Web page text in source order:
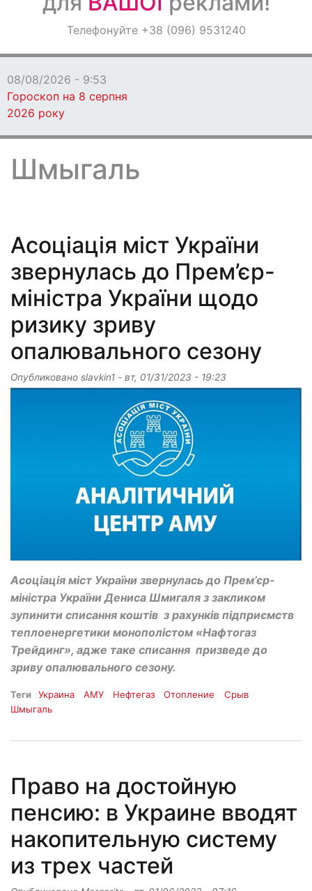
ОголошенняТелефонуйте +38 (096) 9531240
08/08/2026 - 9:49
традиції та прикмети цього дня
Шмыгаль
Асоціація міст України
звернулась до Прем’єр-
міністра України щодо
ризику зриву
опалювального сезону
Опубликовано slavkin1 - вт, 01/31/2023 - 19:23
Асоціація міст України звернулась до Прем’єр-
міністра України Дениса Шмигаля з закликом
зупинити списання коштів з рахунків підприємств
теплоенергетики монополістом «Нафтогаз
Трейдинг», адже таке списання призведе до
зриву опалювального сезону.
Теги Украина АМУ Нефтегаз Отопление
Срыв
Шмыгаль
Право на достойную
пенсию: в Украине вводят
накопительную систему
из трех частей